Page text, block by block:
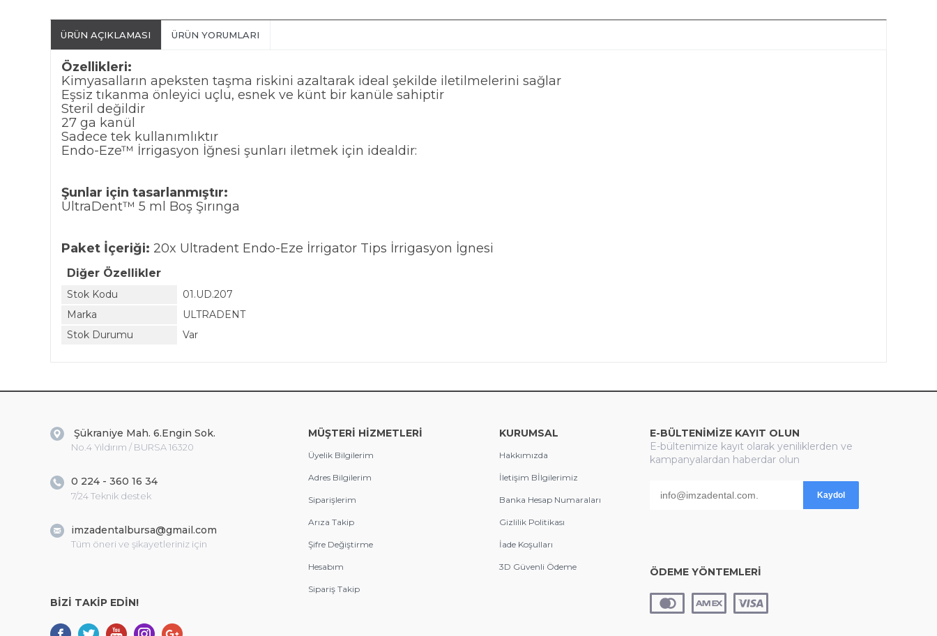
ÜRÜN AÇIKLAMASI ÜRÜN YORUMLARI
Özellikleri:
Kimyasalların apeksten taşma riskini azaltarak ideal şekilde iletilmelerini sağlar
Eşsiz tıkanma önleyici uçlu, esnek ve künt bir kanüle sahiptir
Steril değildir
27 ga kanül
Sadece tek kullanımlıktır
Endo-Eze™ İrrigasyon İğnesi şunları iletmek için idealdir:
Şunlar için tasarlanmıştır:
UltraDent™ 5 ml Boş Şırınga
Paket İçeriği: 20x Ultradent Endo-Eze İrrigator Tips İrrigasyon İgnesi
Diğer Özellikler
Stok Kodu
01.UD.207
Marka
ULTRADENT
Stok Durumu
Var
Şükraniye Mah. 6.Engin Sok.
No.4 Yıldırım / BURSA 16320
0 224 - 360 16 34
7/24 Teknik destek
imzadentalbursa@gmail.com
Tüm öneri ve şikayetleriniz için
BİZİ TAKİP EDİN!
MÜŞTERİ HİZMETLERİ
Üyelik Bilgilerim
Adres Bilgilerim
Siparişlerim
Arıza Takip
Şifre Değiştirme
Hesabım
Sipariş Takip
KURUMSAL
Hakkımızda
İletişim Bİlgilerimiz
Banka Hesap Numaraları
Gizlilik Politikası
İade Koşulları
3D Güvenli Ödeme
E-BÜLTENİMİZE KAYIT OLUN
E-bültenimize kayıt olarak yeniliklerden ve
kampanyalardan haberdar olun
Kaydol
ÖDEME YÖNTEMLERİ